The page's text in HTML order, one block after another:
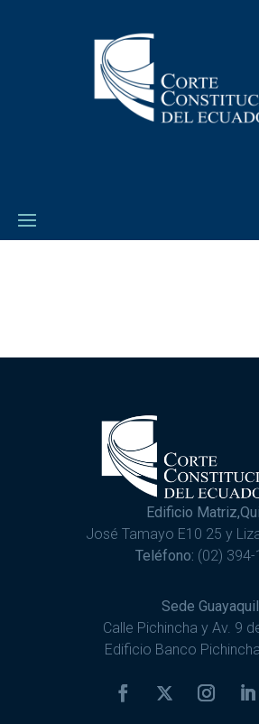
Edificio
José Tamayo E10 25 y
Teléfono: (02) 394-
Sede
Calle Pichincha y Av. 9
Edificio Banco